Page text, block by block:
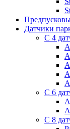
Датчики
С 4
С 6
С 8